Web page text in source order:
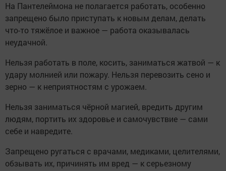
На Пантелеймона не полагается работать, особенно
запрещено было приступать к новым делам, делать
что-то тяжёлое и важное — работа оказывалась
неудачной.
Нельзя работать в поле, косить, заниматься жатвой — к
удару молнией или пожару. Нельзя перевозить сено и
зерно — к неприятностям с урожаем.
Нельзя заниматься чёрной магией, вредить другим
людям, портить их здоровье и самочувствие — сами
себе и навредите.
Запрещено ругаться с врачами, медиками, целителями,
обзывать их, причинять им вред — к серьезному